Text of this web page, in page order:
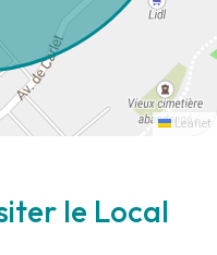
Leaflet
le Local